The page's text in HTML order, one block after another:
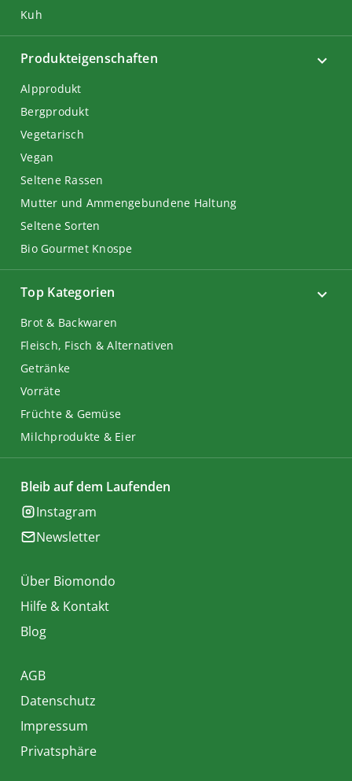
Kuh
Top Kategorien
Brot & Backwaren
Fleisch, Fisch & Alternativen
Getränke
Vorräte
Früchte & Gemüse
Milchprodukte & Eier
Produkteigenschaften
Alpprodukt
Bergprodukt
Vegetarisch
Vegan
Seltene Rassen
Mutter und Ammengebundene Haltung
Seltene Sorten
Bio Gourmet Knospe
Bleib auf dem Laufenden
Instagram
Newsletter
Über Biomondo
Hilfe & Kontakt
Blog
AGB
Datenschutz
Impressum
Privatsphäre